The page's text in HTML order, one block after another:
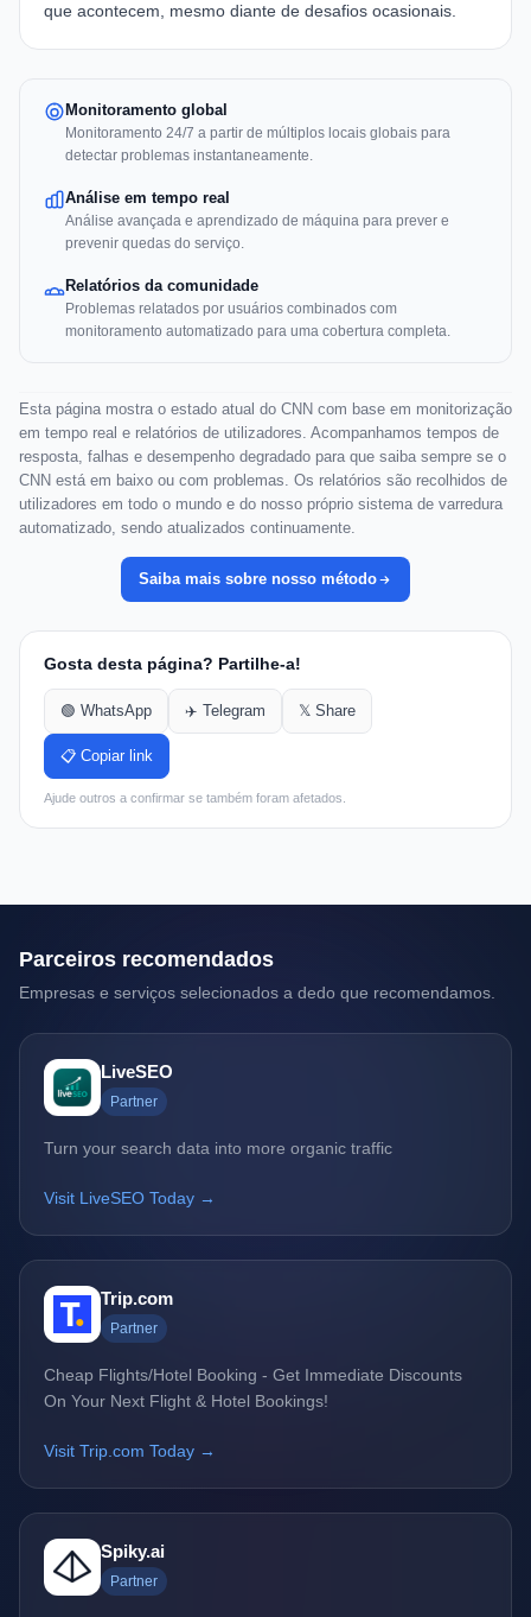
que acontecem, mesmo diante de desafios ocasionais.
Monitoramento global
Monitoramento 24/7 a partir de múltiplos locais globais para
detectar problemas instantaneamente.
Análise em tempo real
Análise avançada e aprendizado de máquina para prever e
prevenir quedas do serviço.
Relatórios da comunidade
Problemas relatados por usuários combinados com
monitoramento automatizado para uma cobertura completa.
Esta página mostra o estado atual do CNN com base em monitorização
em tempo real e relatórios de utilizadores. Acompanhamos tempos de
resposta, falhas e desempenho degradado para que saiba sempre se o
CNN está em baixo ou com problemas. Os relatórios são recolhidos de
utilizadores em todo o mundo e do nosso próprio sistema de varredura
automatizado, sendo atualizados continuamente.
Saiba mais sobre nosso método
Gosta desta página? Partilhe-a!
🟢 WhatsApp ✈️ Telegram 𝕏 Share
📋 Copiar link
Ajude outros a confirmar se também foram afetados.
Parceiros recomendados
Empresas e serviços selecionados a dedo que recomendamos.
LiveSEO
Partner
Turn your search data into more organic traffic
Visit LiveSEO Today →
Trip.com
Partner
Cheap Flights/Hotel Booking - Get Immediate Discounts
On Your Next Flight & Hotel Bookings!
Visit Trip.com Today →
Spiky.ai
Partner